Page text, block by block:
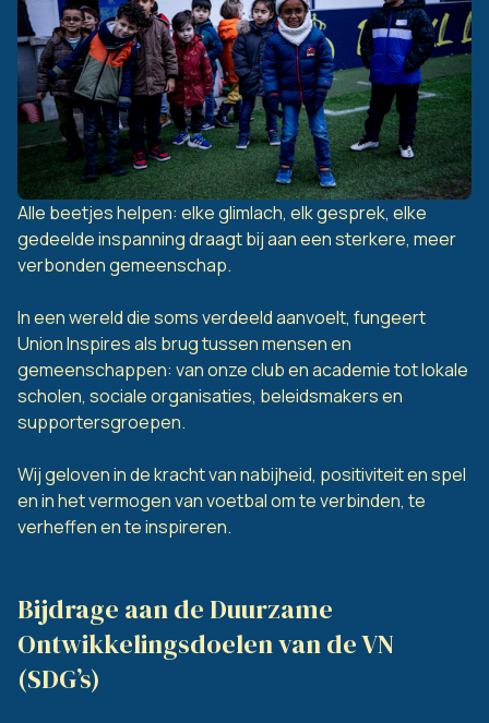
Alle beetjes helpen: elke glimlach, elk gesprek, elke
gedeelde inspanning draagt bij aan een sterkere, meer
verbonden gemeenschap.
In een wereld die soms verdeeld aanvoelt, fungeert
Union Inspires als brug tussen mensen en
gemeenschappen: van onze club en academie tot lokale
scholen, sociale organisaties, beleidsmakers en
supportersgroepen.
Wij geloven in de kracht van nabijheid, positiviteit en spel
en in het vermogen van voetbal om te verbinden, te
verheffen en te inspireren.
Bijdrage aan de Duurzame
Ontwikkelingsdoelen van de VN
(SDG’s)